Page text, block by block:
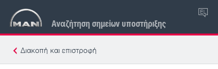
Αναζήτηση σημείων υποστήριξης
EL
Διακοπή και επιστροφή